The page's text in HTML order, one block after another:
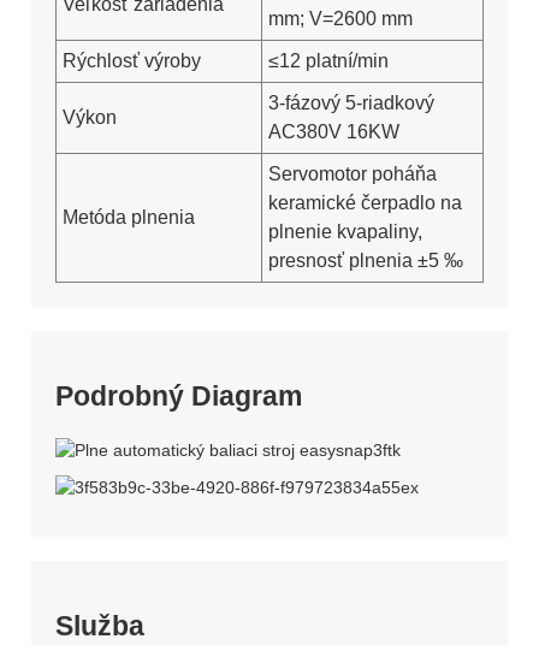
mm; V=2600 mm
Rýchlosť výroby ≤12 platní/min
Výkon
3-fázový 5-riadkový
AC380V 16KW
Metóda plnenia
Servomotor poháňa
keramické čerpadlo na
plnenie kvapaliny,
presnosť plnenia ±5 ‰
Podrobný Diagram
Služba